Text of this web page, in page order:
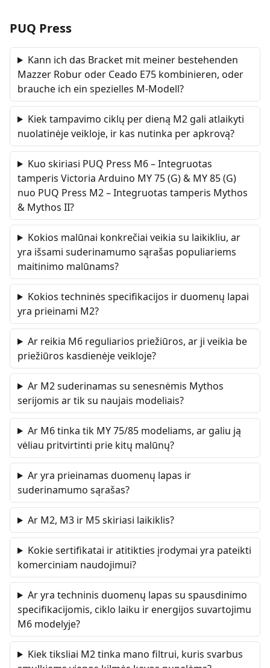
PUQ Press
Kann ich das Bracket mit meiner bestehenden
Mazzer Robur oder Ceado E75 kombinieren, oder
brauche ich ein spezielles M-Modell?
Kiek tampavimo ciklų per dieną M2 gali atlaikyti
nuolatinėje veikloje, ir kas nutinka per apkrovą?
Kuo skiriasi PUQ Press M6 – Integruotas
tamperis Victoria Arduino MY 75 (G) & MY 85 (G)
nuo PUQ Press M2 – Integruotas tamperis Mythos
& Mythos II?
Kokios malūnai konkrečiai veikia su laikikliu, ar
yra išsami suderinamumo sąrašas populiariems
maitinimo malūnams?
Kokios techninės specifikacijos ir duomenų lapai
yra prieinami M2?
Ar reikia M6 reguliarios priežiūros, ar ji veikia be
priežiūros kasdienėje veikloje?
Ar M2 suderinamas su senesnėmis Mythos
serijomis ar tik su naujais modeliais?
Ar M6 tinka tik MY 75/85 modeliams, ar galiu ją
vėliau pritvirtinti prie kitų malūnų?
Ar yra prieinamas duomenų lapas ir
suderinamumo sąrašas?
Ar M2, M3 ir M5 skiriasi laikiklis?
Kokie sertifikatai ir atitikties įrodymai yra pateikti
komerciniam naudojimui?
Ar yra techninis duomenų lapas su spausdinimo
specifikacijomis, ciklo laiku ir energijos suvartojimu
M6 modelyje?
Kiek tiksliai M2 tinka mano filtrui, kuris svarbus